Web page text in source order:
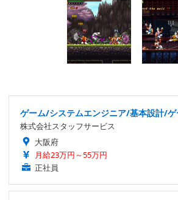
ゲーム/システムエンジニア/基本設計/
株式会社スタッフサービス
大阪府
月給23万円～55万円
正社員